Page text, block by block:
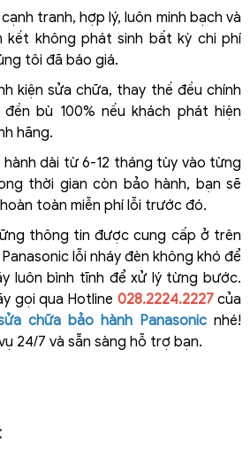
tranh, hợp lý, luôn minh bạch và
kết không phát sinh bất kỳ chi phí
tôi đã báo giá.
kiện sửa chữa, thay thế đều chính
bù 100% nếu khách phát hiện
hãng.
hành dài từ 6-12 tháng tùy vào từng
thời gian còn bảo hành, bạn sẽ
toàn miễn phí lỗi trước đó.
thông tin được cung cấp ở trên
lỗi nháy đèn không khó để
luôn bình tĩnh để xử lý từng bước.
gọi qua Hotline 028.2224.2227
chữa bảo hành Panasonic nhé!
24/7 và sẵn sàng hỗ trợ bạn.